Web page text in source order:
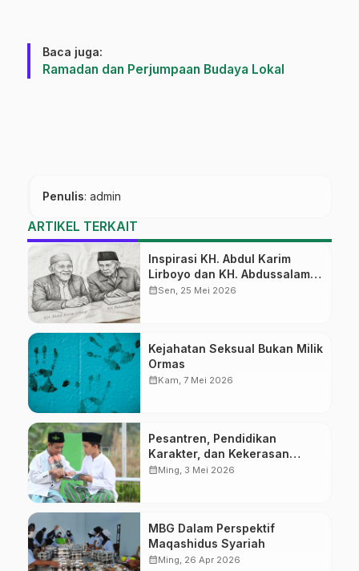
Baca juga:
Ramadan dan Perjumpaan Budaya Lokal
Penulis: admin
ARTIKEL TERKAIT
Inspirasi KH. Abdul Karim
Lirboyo dan KH. Abdussalam
Kajen
calendar_monthSen, 25 Mei 2026
Kejahatan Seksual Bukan Milik
Ormas
calendar_monthKam, 7 Mei 2026
Pesantren, Pendidikan
Karakter, dan Kekerasan
Seksual
calendar_monthMing, 3 Mei 2026
MBG Dalam Perspektif
Maqashidus Syariah
calendar_monthMing, 26 Apr 2026